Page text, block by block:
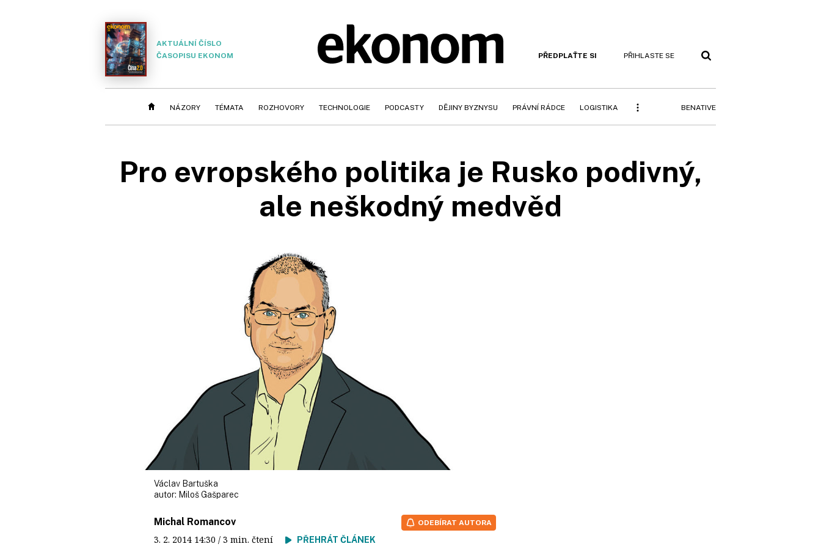
AKTUÁLNÍ ČÍSLO
ČASOPISU EKONOM
PŘEDPLAŤTE SI PŘIHLASTE SE
NÁZORY TÉMATA ROZHOVORY TECHNOLOGIE PODCASTY DĚJINY BYZNYSU PRÁVNÍ RÁDCE LOGISTIKA BENATIVE
Pro evropského politika je Rusko podivný,
ale neškodný medvěd
Václav Bartuška
autor: Miloš Gašparec
Michal Romancov
3. 2. 2014 14:30 / 3 min. čtení PŘEHRÁT ČLÁNEK
ODEBÍRAT AUTORA